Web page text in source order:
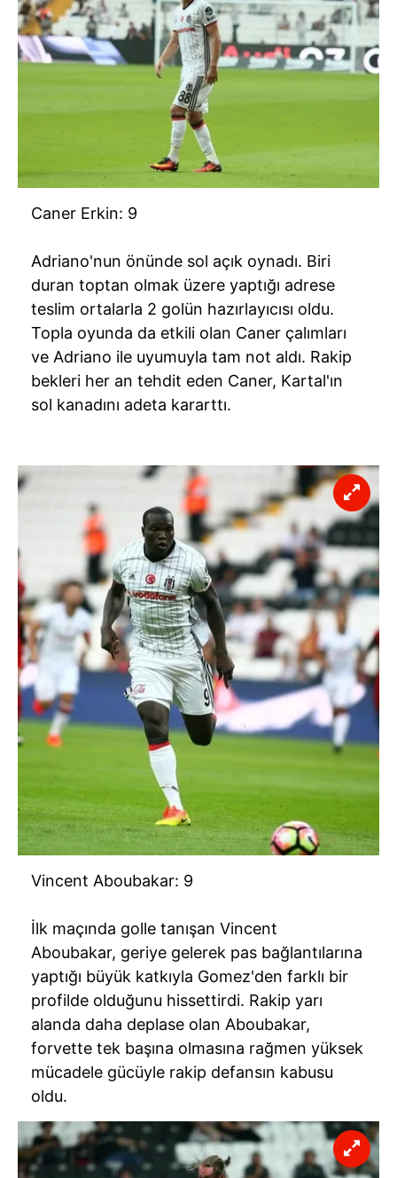
Caner Erkin: 9
Adriano'nun önünde sol açık oynadı. Biri
duran toptan olmak üzere yaptığı adrese
teslim ortalarla 2 golün hazırlayıcısı oldu.
Topla oyunda da etkili olan Caner çalımları
ve Adriano ile uyumuyla tam not aldı. Rakip
bekleri her an tehdit eden Caner, Kartal'ın
sol kanadını adeta kararttı.
Vincent Aboubakar: 9
İlk maçında golle tanışan Vincent
Aboubakar, geriye gelerek pas bağlantılarına
yaptığı büyük katkıyla Gomez'den farklı bir
profilde olduğunu hissettirdi. Rakip yarı
alanda daha deplase olan Aboubakar,
forvette tek başına olmasına rağmen yüksek
mücadele gücüyle rakip defansın kabusu
oldu.